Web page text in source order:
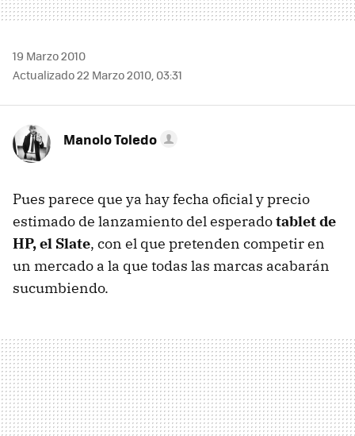
19 Marzo 2010
Actualizado 22 Marzo 2010, 03:31
Manolo Toledo
Pues parece que ya hay fecha oficial y precio
estimado de lanzamiento del esperadotablet de
HP, el Slate, con el que pretenden competir en
un mercado a la que todas las marcas acabarán
sucumbiendo.